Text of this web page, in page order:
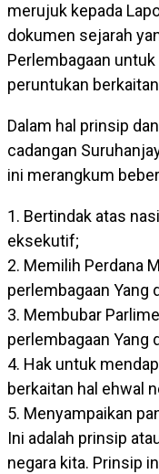
merujuk kepada
dokumen sejarah
Perlembagaan
peruntukan
Dalam hal prinsip
cadangan
ini merangkum
1. Bertindak atas
eksekutif;
2. Memilih Perdana
perlembagaan Yang
3. Membubar
perlembagaan Yang
4. Hak untuk
berkaitan hal ehwal
5. Menyampaikan
Ini adalah prinsip
negara kita. Prinsip